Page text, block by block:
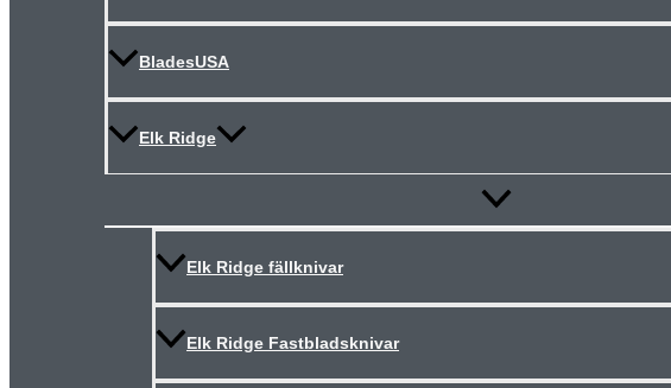
BladesUSA
Elk Ridge
Slå
meny
Elk Ridge fällknivar
Elk Ridge Fastbladsknivar